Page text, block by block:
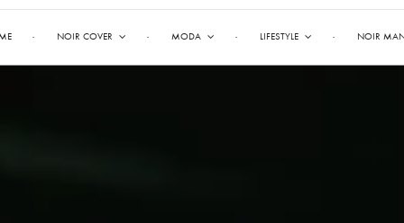
NOIR COVER MODA LIFESTYLE NOIR